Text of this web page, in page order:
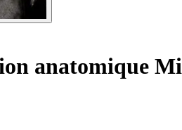
anatomique